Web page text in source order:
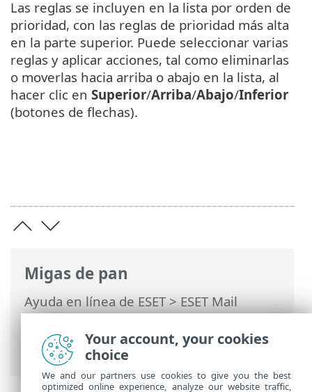
Migas de pan
Ayuda en línea de ESET>ESET Mail
Security>Configuración avanzada>
Protecciones del dispositivo>Control del
dispositivo> Reglas del dispositivo
Las reglas se incluyen en la lista por orden de
prioridad, con las reglas de prioridad más alta
en la parte superior. Puede seleccionar varias
reglas y aplicar acciones, tal como eliminarlas
o moverlas hacia arriba o abajo en la lista, al
hacer clic en Superior/Arriba/Abajo/Inferior
(botones de flechas).
Your account, your cookies
choice
We and our partners use cookies to give you the best
optimized online experience, analyze our website traffic,